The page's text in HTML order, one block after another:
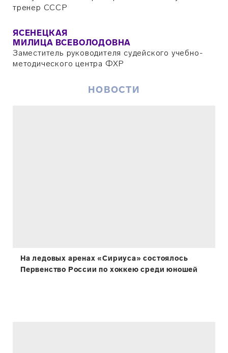
тренер СССР
ЯСЕНЕЦКАЯ
МИЛИЦА ВСЕВОЛОДОВНА
Заместитель руководителя судейского учебно-
методического центра ФХР
НОВОСТИ
На ледовых аренах «Сириуса» состоялось
Первенство России по хоккею среди юношей